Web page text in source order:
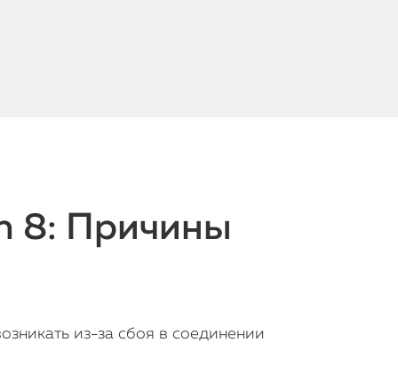
8: Причины
из-за сбоя в соединении